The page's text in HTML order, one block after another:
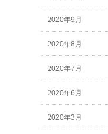
2020年9月
2020年8月
2020年7月
2020年6月
2020年3月